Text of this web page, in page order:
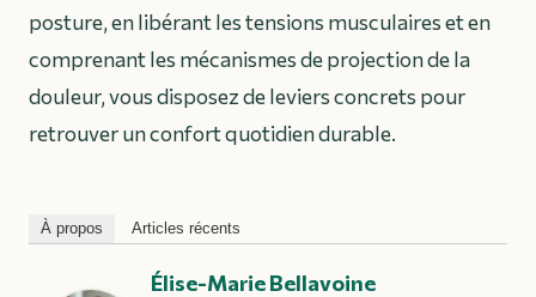
posture, en libérant les tensions musculaires et en
comprenant les mécanismes de projection de la
douleur, vous disposez de leviers concrets pour
retrouver un confort quotidien durable.
À propos Articles récents
Élise-Marie Bellavoine